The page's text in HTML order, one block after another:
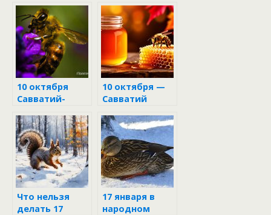
Семёна
Пчельники
10 октября
Савватий-
10 октября —
Савватий
строго-
настрого
запрещено
делать, чтобы
не притянуть
беду на весь
год?
Что нельзя
делать 17
17 января в
народном